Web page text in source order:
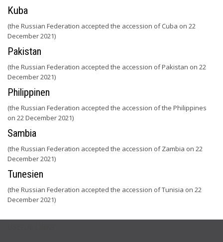
Kuba
(the Russian Federation accepted the accession of Cuba on 22
December 2021)
Pakistan
(the Russian Federation accepted the accession of Pakistan on 22
December 2021)
Philippinen
(the Russian Federation accepted the accession of the Philippines
on 22 December 2021)
Sambia
(the Russian Federation accepted the accession of Zambia on 22
December 2021)
Tunesien
(the Russian Federation accepted the accession of Tunisia on 22
December 2021)